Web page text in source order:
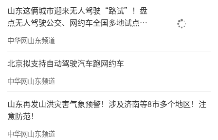
山东这俩城市迎来无人驾驶“路试”！盘
点无人驾驶公交、网约车全国多地试点之
路
中华网山东频道
北京拟支持自动驾驶汽车跑网约车
中华网山东频道
山东再发山洪灾害气象预警！涉及济南等8市多个地区！注
意防范！
中华网山东频道